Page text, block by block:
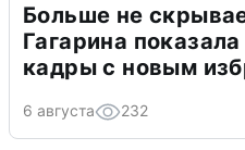
Больше не
Гагарина
кадры с новым
6 августа 232